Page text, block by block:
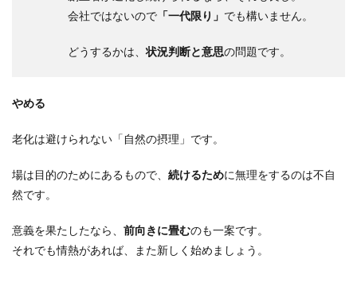
会社ではないので 「一代限り」 でも構いません。
どうするかは、状況判断と意思の問題です。
やめる
老化は避けられない「自然の摂理」です。
場は目的のためにあるもので、 続けるために無理をするのは不自
然です。
意義を果たしたなら、 前向きに畳むのも一案です。
それでも情熱があれば、また新しく始めましょう。